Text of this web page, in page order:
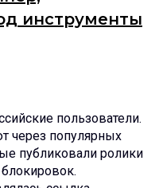
инструменты
пользователи.
через популярных
публиковали ролики